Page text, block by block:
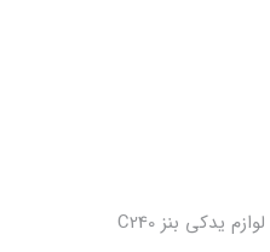
لوازم یدکی بنز C240